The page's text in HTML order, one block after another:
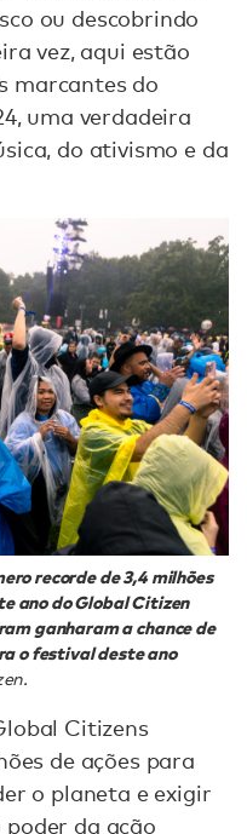
ou descobrindo
vez, aqui estão
marcantes do
uma verdadeira
do ativismo e da
recorde de 3,4 milhões
ano do Global Citizen
ganharam a chance de
o festival deste ano
Citizens
de ações para
o planeta e exigir
da ação